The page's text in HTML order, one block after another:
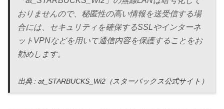
おりませんので、秘匿性の高い情報を送受信する場
合には、セキュリティを確保するSSLやインターネ
ットVPNなどを用いて通信内容を保護することをお
勧めします。
出典 : at_STARBUCKS_Wi2（スターバックス公式サイト）